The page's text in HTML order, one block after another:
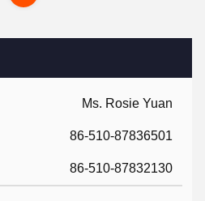
Ms. Rosie Yuan
86-510-87836501
86-510-87832130